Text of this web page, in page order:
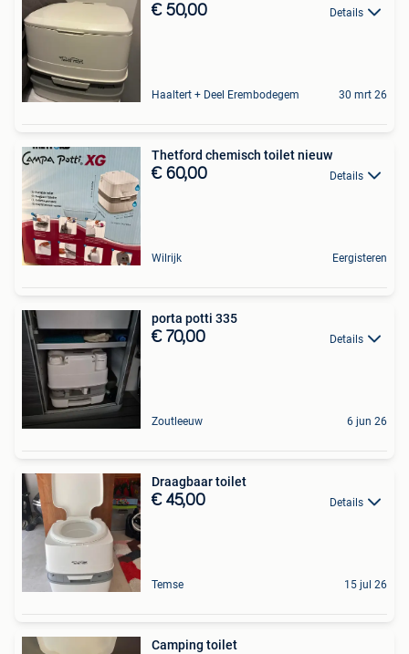
€ 50,00 Details
Haaltert + Deel Erembodegem 30 mrt 26
Thetford chemisch toilet nieuw
€ 60,00 Details
Wilrijk Eergisteren
porta potti 335
€ 70,00 Details
Zoutleeuw 6 jun 26
Draagbaar toilet
€ 45,00 Details
Temse 15 jul 26
Camping toilet